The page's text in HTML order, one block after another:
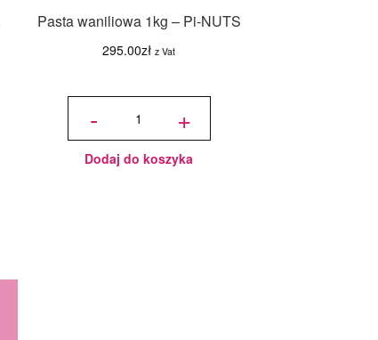
Pasta waniliowa 1kg – Pi-NUTS
295.00zł z Vat
-
ilość
1kg - Pi-
NUTS +
Dodaj do koszyka